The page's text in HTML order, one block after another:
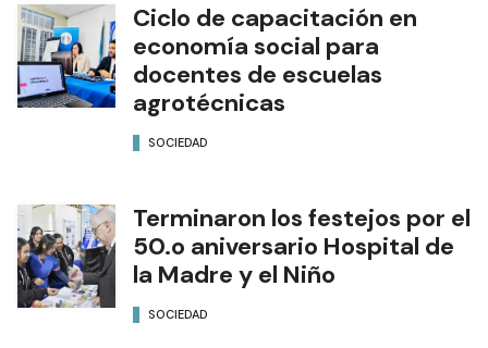
Ciclo de capacitación en
economía social para
docentes de escuelas
agrotécnicas
SOCIEDAD
Terminaron los festejos por el
50.o aniversario Hospital de
la Madre y el Niño
SOCIEDAD